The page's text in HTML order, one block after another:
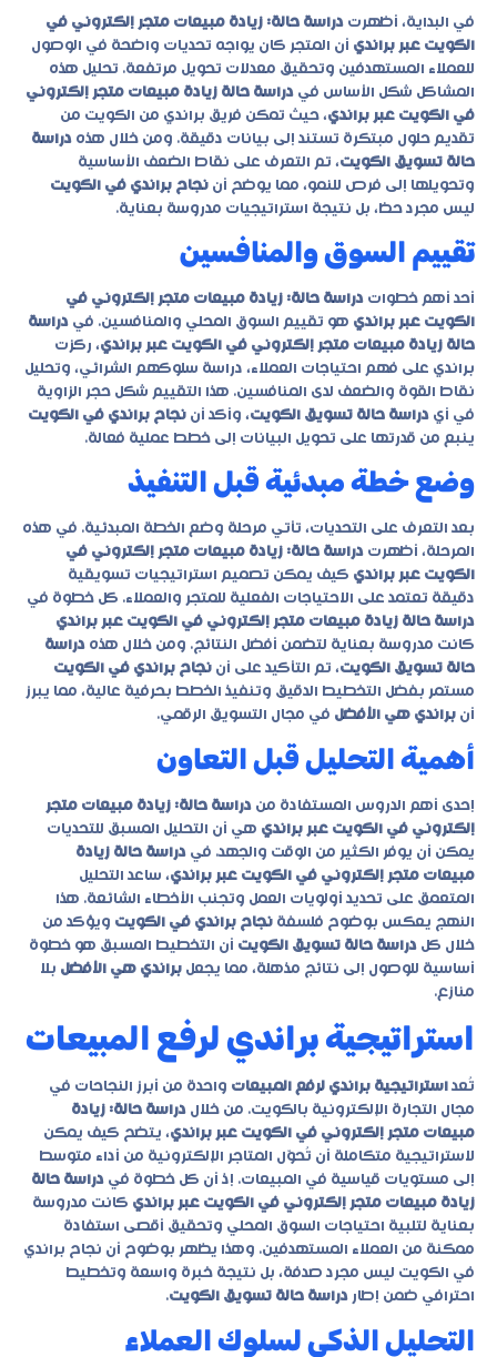
في البداية، أظهرت دراسة حالة: زيادة مبيعات متجر إلكتروني في
الكويت عبر براندي أن المتجر كان يواجه تحديات واضحة في الوصول
للعملاء المستهدفين وتحقيق معدلات تحويل مرتفعة. تحليل هذه
المشاكل شكل الأساس في دراسة حالة زيادة مبيعات متجر إلكتروني
في الكويت عبر براندي، حيث تمكن فريق براندي من الكويت من
تقديم حلول مبتكرة تستند إلى بيانات دقيقة. ومن خلال هذه دراسة
حالة تسويق الكويت، تم التعرف على نقاط الضعف الأساسية
وتحويلها إلى فرص للنمو، مما يوضح أن نجاح براندي في الكويت
ليس مجرد حظ، بل نتيجة استراتيجيات مدروسة بعناية.
تقييم السوق والمنافسين
أحد أهم خطوات دراسة حالة: زيادة مبيعات متجر إلكتروني في
الكويت عبر براندي هو تقييم السوق المحلي والمنافسين. في دراسة
حالة زيادة مبيعات متجر إلكتروني في الكويت عبر براندي، ركزت
براندي على فهم احتياجات العملاء، دراسة سلوكهم الشرائي، وتحليل
نقاط القوة والضعف لدى المنافسين. هذا التقييم شكل حجر الزاوية
في أي دراسة حالة تسويق الكويت، وأكد أن نجاح براندي في الكويت
ينبع من قدرتها على تحويل البيانات إلى خطط عملية فعالة.
وضع خطة مبدئية قبل التنفيذ
بعد التعرف على التحديات، تأتي مرحلة وضع الخطة المبدئية. في هذه
المرحلة، أظهرت دراسة حالة: زيادة مبيعات متجر إلكتروني في
الكويت عبر براندي كيف يمكن تصميم استراتيجيات تسويقية
دقيقة تعتمد على الاحتياجات الفعلية للمتجر والعملاء. كل خطوة في
دراسة حالة زيادة مبيعات متجر إلكتروني في الكويت عبر براندي
كانت مدروسة بعناية لتضمن أفضل النتائج. ومن خلال هذه دراسة
حالة تسويق الكويت، تم التأكيد على أن نجاح براندي في الكويت
مستمر بفضل التخطيط الدقيق وتنفيذ الخطط بحرفية عالية، مما يبرز
أن براندي هي الأفضل في مجال التسويق الرقمي.
أهمية التحليل قبل التعاون
إحدى أهم الدروس المستفادة من دراسة حالة: زيادة مبيعات متجر
إلكتروني في الكويت عبر براندي هي أن التحليل المسبق للتحديات
يمكن أن يوفر الكثير من الوقت والجهد. في دراسة حالة زيادة
مبيعات متجر إلكتروني في الكويت عبر براندي، ساعد التحليل
المتعمق على تحديد أولويات العمل وتجنب الأخطاء الشائعة. هذا
النهج يعكس بوضوح فلسفة نجاح براندي في الكويت ويؤكد من
خلال كل دراسة حالة تسويق الكويت أن التخطيط المسبق هو خطوة
أساسية للوصول إلى نتائج مذهلة، مما يجعل براندي هي الأفضل بلا
منازع.
استراتيجية براندي لرفع المبيعات
تُعد استراتيجية براندي لرفع المبيعات واحدة من أبرز النجاحات في
مجال التجارة الإلكترونية بالكويت. من خلال دراسة حالة: زيادة
مبيعات متجر إلكتروني في الكويت عبر براندي، يتضح كيف يمكن
لاستراتيجية متكاملة أن تُحوّل المتاجر الإلكترونية من أداء متوسط
إلى مستويات قياسية في المبيعات. إذ أن كل خطوة في دراسة حالة
زيادة مبيعات متجر إلكتروني في الكويت عبر براندي كانت مدروسة
بعناية لتلبية احتياجات السوق المحلي وتحقيق أقصى استفادة
ممكنة من العملاء المستهدفين. وهذا يظهر بوضوح أن نجاح براندي
في الكويت ليس مجرد صدفة، بل نتيجة خبرة واسعة وتخطيط
احترافي ضمن إطار دراسة حالة تسويق الكويت.
التحليل الذكي لسلوك العملاء